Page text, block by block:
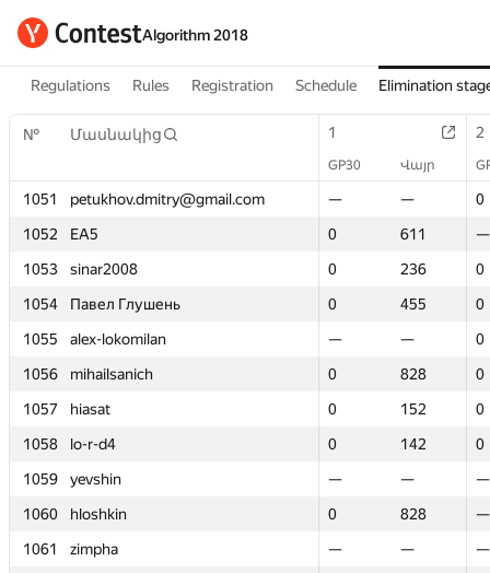
Algorithm 2018
Regulations Rules Registration Schedule Elimination
№ Մասնակից 1 2
GP30 Վայր
1051 petukhov.dmitry@gmail.com — —
0
1052
EA5 0 611
—
1053
sinar2008 0 236
0
1054
Павел Глушень 0 455
0
1055
alex-lokomilan — —
0
1056
mihailsanich 0 828
0
1057
hiasat 0 152
0
1058
lo-r-d4 0 142
0
1059
yevshin — —
—
1060
hloshkin 0 828
—
1061
zimpha — —
—
№ Մասնակից 1 2
GP30 Վայր
1051 petukhov.dmitry@gmail.com — —
0
1052
EA5 0 611
—
1053
sinar2008 0 236
0
1054
Павел Глушень 0 455
0
1055
alex-lokomilan — —
0
1056
mihailsanich 0 828
0
1057
hiasat 0 152
0
1058
lo-r-d4 0 142
0
1059
yevshin — —
—
1060
hloshkin 0 828
—
1061
zimpha — —
—